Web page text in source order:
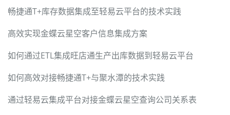
畅捷通T+库存数据集成至轻易云平台的技术实践
高效实现金蝶云星空客户信息集成方案
如何通过ETL集成旺店通生产出库数据到轻易云平台
如何高效对接畅捷通T+与聚水潭的技术实践
通过轻易云集成平台对接金蝶云星空查询公司关系表